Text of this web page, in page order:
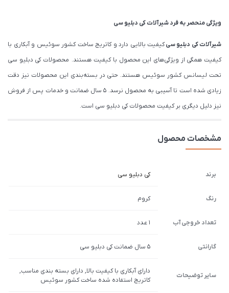
ویژگی منحصر به فرد شیرآلات کی دبلیو سی
شیرآلاتکی دبلیو سیکیفیت بالایی دارد و کاتریج ساخت کشور سوئیس و آبکاری با
کیفیت همگی از ویژگی‌های این محصول با کیفیت هستند. محصولات کی دبلیو سی
تحت لیسانس کشور سوئیس هستند. حتی در بسته‌بندی این محصولات نیز دقت
زیادی شده است تا آسیبی به محصول نرسد. 5 سال ضمانت و خدمات پس از فروش
نیز دلیل دیگری بر کیفیت محصولات کی دبلیو سی است.
مشخصات محصول
برند کی دبلیو سی
رنگ کروم
تعداد خروجی آب 1 عدد
گارانتی 5 سال ضمانت کی دبلیو سی
سایر توضیحات
دارای آبکاری با کیفیت بالا, دارای بسته بندی مناسب,
کاتریج استفاده شده ساخت کشور سوئیس